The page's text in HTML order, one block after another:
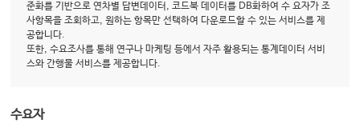
준화를 기반으로 연차별 답변데이터, 코드북 데이터를 DB화하여 수 요자가 조
사항목을 조회하고, 원하는 항목만 선택하여 다운로드할 수 있는 서비스를 제
공합니다.
또한, 수요조사를 통해 연구나 마케팅 등에서 자주 활용되는 통계데이터 서비
스와 간행물 서비스를 제공합니다.
수요자